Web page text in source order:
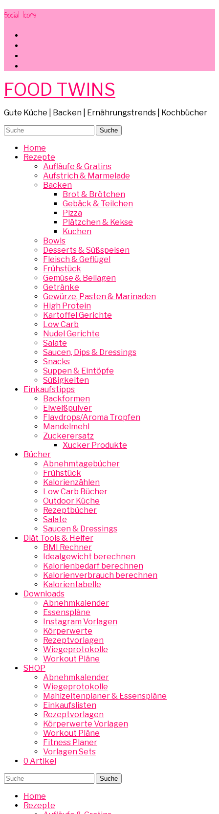
Social Icons
FOOD TWINS
Gute Küche | Backen | Ernährungstrends | Kochbücher
Home
Rezepte
Aufläufe & Gratins
Aufstrich & Marmelade
Backen
Brot & Brötchen
Gebäck & Teilchen
Pizza
Plätzchen & Kekse
Kuchen
Bowls
Desserts & Süßspeisen
Fleisch & Geflügel
Frühstück
Gemüse & Beilagen
Getränke
Gewürze, Pasten & Marinaden
High Protein
Kartoffel Gerichte
Low Carb
Nudel Gerichte
Salate
Saucen, Dips & Dressings
Snacks
Suppen & Eintöpfe
Süßigkeiten
Einkaufstipps
Backformen
Eiweißpulver
Flavdrops/Aroma Tropfen
Mandelmehl
Zuckerersatz
Xucker Produkte
Bücher
Abnehmtagebücher
Frühstück
Kalorienzählen
Low Carb Bücher
Outdoor Küche
Rezeptbücher
Salate
Saucen & Dressings
Diät Tools & Helfer
BMI Rechner
Idealgewicht berechnen
Kalorienbedarf berechnen
Kalorienverbrauch berechnen
Kalorientabelle
Downloads
Abnehmkalender
Essenspläne
Instagram Vorlagen
Körperwerte
Rezeptvorlagen
Wiegeprotokolle
Workout Pläne
SHOP
Abnehmkalender
Wiegeprotokolle
Mahlzeitenplaner & Essenspläne
Einkaufslisten
Rezeptvorlagen
Körperwerte Vorlagen
Workout Pläne
Fitness Planer
Vorlagen Sets
0 Artikel
Home
Rezepte